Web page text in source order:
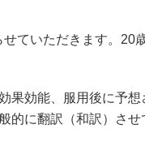
ていただきます。20
果効能、服用後に予
的に翻訳（和訳）さ